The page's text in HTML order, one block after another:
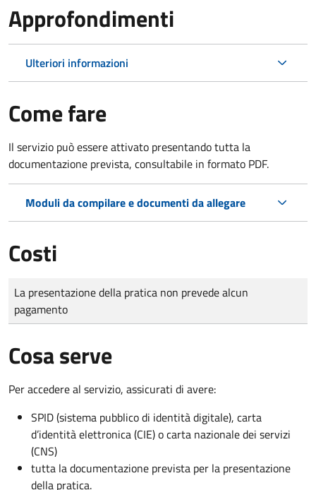
Approfondimenti
Ulteriori informazioni
Come fare
Il servizio può essere attivato presentando tutta la
documentazione prevista, consultabile in formato PDF.
Moduli da compilare e documenti da allegare
Costi
Tipo di pagamento
Importo
La presentazione della pratica non prevede alcun
pagamento
Cosa serve
Per accedere al servizio, assicurati di avere:
SPID (sistema pubblico di identità digitale), carta
d’identità elettronica (CIE) o carta nazionale dei servizi
(CNS)
tutta la documentazione prevista per la presentazione
della pratica.